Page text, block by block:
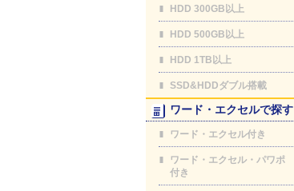
HDD 300GB以上
HDD 500GB以上
HDD 1TB以上
SSD&HDDダブル搭載
ワード・エクセルで探す
ワード・エクセル付き
ワード・エクセル・パワポ
付き